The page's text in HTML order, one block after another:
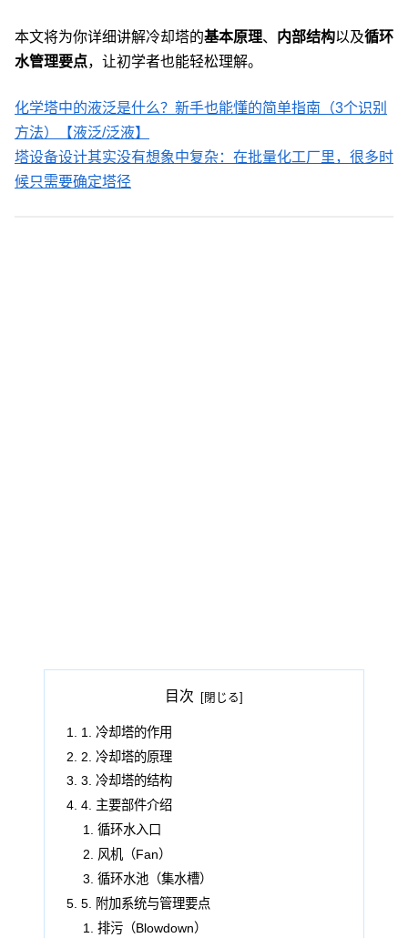
本文将为你详细讲解冷却塔的基本原理、 内部结构以及循环
水管理要点，让初学者也能轻松理解。
化学塔中的液泛是什么？新手也能懂的简单指南（3个识别
方法）【液泛/泛液】
塔设备设计其实没有想象中复杂：在批量化工厂里，很多时
候只需要确定塔径
目次
1. 冷却塔的作用
2. 冷却塔的原理
3. 冷却塔的结构
4. 主要部件介绍
循环水入口
风机（Fan）
循环水池（集水槽）
5. 附加系统与管理要点
排污（Blowdown）